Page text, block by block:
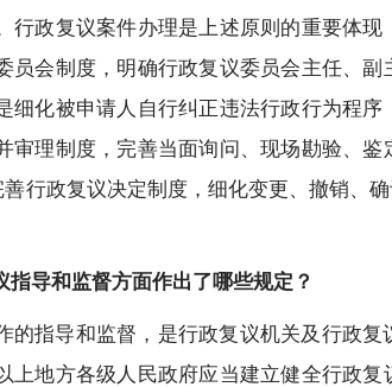
行政复议案件办理是上述原则的重要体
员会制度，明确行政复议委员会主任、
细化被申请人自行纠正违法行政行为程
审理制度，完善当面询问、现场勘验、
善行政复议决定制度，细化变更、撤销、
指导和监督方面作出了哪些规定？
的指导和监督，是行政复议机关及行政
上地方各级人民政府应当建立健全行政